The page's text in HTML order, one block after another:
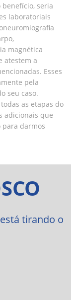
seria
laboratoriais
magnética
atestem a
Esses
pela
seu caso.
as etapas do
adicionais que
para darmos
tirando o